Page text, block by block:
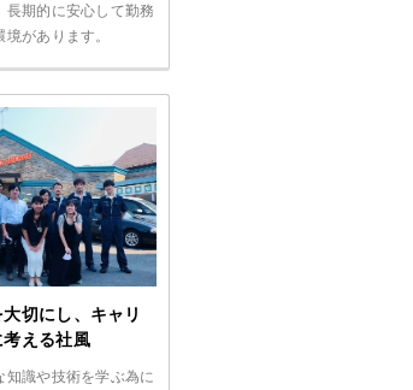
長期的に安心して勤務
があります。
切にし、キャリ
える社風
知識や技術を学ぶ為に